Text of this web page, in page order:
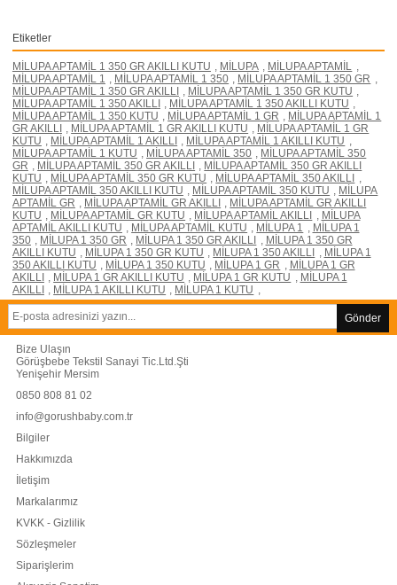
Etiketler
MİLUPA APTAMİL 1 350 GR AKILLI KUTU , MİLUPA , MİLUPA APTAMİL ,
MİLUPA APTAMİL 1 , MİLUPA APTAMİL 1 350 , MİLUPA APTAMİL 1 350 GR ,
MİLUPA APTAMİL 1 350 GR AKILLI , MİLUPA APTAMİL 1 350 GR KUTU ,
MİLUPA APTAMİL 1 350 AKILLI , MİLUPA APTAMİL 1 350 AKILLI KUTU ,
MİLUPA APTAMİL 1 350 KUTU , MİLUPA APTAMİL 1 GR , MİLUPA APTAMİL 1
GR AKILLI , MİLUPA APTAMİL 1 GR AKILLI KUTU , MİLUPA APTAMİL 1 GR
KUTU , MİLUPA APTAMİL 1 AKILLI , MİLUPA APTAMİL 1 AKILLI KUTU ,
MİLUPA APTAMİL 1 KUTU , MİLUPA APTAMİL 350 , MİLUPA APTAMİL 350
GR , MİLUPA APTAMİL 350 GR AKILLI , MİLUPA APTAMİL 350 GR AKILLI
KUTU , MİLUPA APTAMİL 350 GR KUTU , MİLUPA APTAMİL 350 AKILLI ,
MİLUPA APTAMİL 350 AKILLI KUTU , MİLUPA APTAMİL 350 KUTU , MİLUPA
APTAMİL GR , MİLUPA APTAMİL GR AKILLI , MİLUPA APTAMİL GR AKILLI
KUTU , MİLUPA APTAMİL GR KUTU , MİLUPA APTAMİL AKILLI , MİLUPA
APTAMİL AKILLI KUTU , MİLUPA APTAMİL KUTU , MİLUPA 1 , MİLUPA 1
350 , MİLUPA 1 350 GR , MİLUPA 1 350 GR AKILLI , MİLUPA 1 350 GR
AKILLI KUTU , MİLUPA 1 350 GR KUTU , MİLUPA 1 350 AKILLI , MİLUPA 1
350 AKILLI KUTU , MİLUPA 1 350 KUTU , MİLUPA 1 GR , MİLUPA 1 GR
AKILLI , MİLUPA 1 GR AKILLI KUTU , MİLUPA 1 GR KUTU , MİLUPA 1
AKILLI , MİLUPA 1 AKILLI KUTU , MİLUPA 1 KUTU ,
Gönder
Bize Ulaşın
Görüşbebe Tekstil Sanayi Tic.Ltd.Şti
Yenişehir Mersim
0850 808 81 02
info@gorushbaby.com.tr
Bilgiler
Hakkımızda
İletişim
Markalarımız
KVKK - Gizlilik
Sözleşmeler
Siparişlerim